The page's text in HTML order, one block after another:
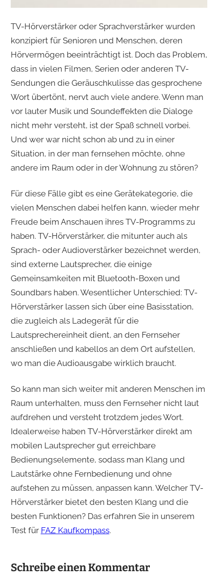
TV-Hörverstärker oder Sprachverstärker wurden
konzipiert für Senioren und Menschen, deren
Hörvermögen beeinträchtigt ist. Doch das Problem,
dass in vielen Filmen, Serien oder anderen TV-
Sendungen die Geräuschkulisse das gesprochene
Wort übertönt, nervt auch viele andere. Wenn man
vor lauter Musik und Soundeffekten die Dialoge
nicht mehr versteht, ist der Spaß schnell vorbei.
Und wer war nicht schon ab und zu in einer
Situation, in der man fernsehen möchte, ohne
andere im Raum oder in der Wohnung zu stören?
Für diese Fälle gibt es eine Gerätekategorie, die
vielen Menschen dabei helfen kann, wieder mehr
Freude beim Anschauen ihres TV-Programms zu
haben. TV-Hörverstärker, die mitunter auch als
Sprach- oder Audioverstärker bezeichnet werden,
sind externe Lautsprecher, die einige
Gemeinsamkeiten mit Bluetooth-Boxen und
Soundbars haben. Wesentlicher Unterschied: TV-
Hörverstärker lassen sich über eine Basisstation,
die zugleich als Ladegerät für die
Lautsprechereinheit dient, an den Fernseher
anschließen und kabellos an dem Ort aufstellen,
wo man die Audioausgabe wirklich braucht.
So kann man sich weiter mit anderen Menschen im
Raum unterhalten, muss den Fernseher nicht laut
aufdrehen und versteht trotzdem jedes Wort.
Idealerweise haben TV-Hörverstärker direkt am
mobilen Lautsprecher gut erreichbare
Bedienungselemente, sodass man Klang und
Lautstärke ohne Fernbedienung und ohne
aufstehen zu müssen, anpassen kann. Welcher TV-
Hörverstärker bietet den besten Klang und die
besten Funktionen? Das erfahren Sie in unserem
Test für FAZ Kaufkompass.
Schreibe einen Kommentar